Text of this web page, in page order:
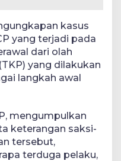
kasus
yang terjadi pada
dari olah
yang dilakukan
langkah awal
mengumpulkan
keterangan saksi-
tersebut,
terduga pelaku,